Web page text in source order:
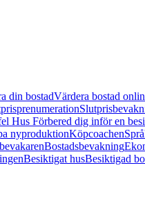
din bostadVärdera bostad
Hus Förbered dig inför en
nyproduktionKöpcoachen
Bostadsbevakning
Besiktigat husBesiktigad